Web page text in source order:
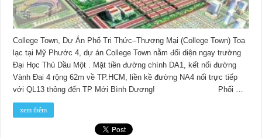
College Town, Dự Án Phố Tri Thức–Thương Mại (College Town) Toạ
lạc tại Mỹ Phước 4, dự án College Town nằm đối diện ngay trường
Đại Học Thủ Dầu Một . Mặt tiền đường chính DA1, kết nối đường
Vành Đai 4 rộng 62m về TP.HCM, liền kề đường NA4 nối trực tiếp
với QL13 thông đến TP Mới Bình Dương! Phối …
xem thêm